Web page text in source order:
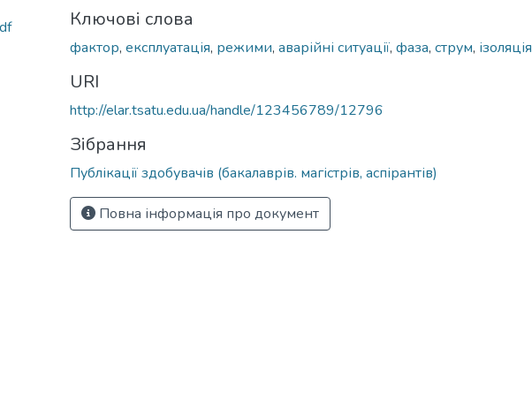
Ключові слова
фактор, експлуатація, режими, аварійні ситуації, фаза, струм, ізоляція
URI
http://elar.tsatu.edu.ua/handle/123456789/12796
Зібрання
Публікації здобувачів (бакалаврів. магістрів, аспірантів)
Повна інформація про документ